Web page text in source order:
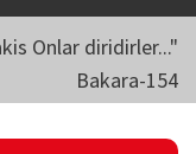
Onlar diridirler..."
Bakara-154